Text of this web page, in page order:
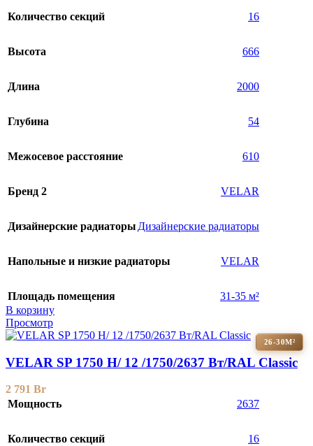
Количество секций 16
Высота 666
Длина 2000
Глубина 54
Межосевое расстояние 610
Бренд 2 VELAR
Дизайнерские радиаторы Дизайнерские радиаторы
Напольные и низкие радиаторы VELAR
Площадь помещения
31-35 м²
В корзину
Просмотр
26-30М²
VELAR SP 1750 H/ 12 /1750/2637 Вт/RAL Classic
2 791 Br
Мощность
2637
Количество секций 16